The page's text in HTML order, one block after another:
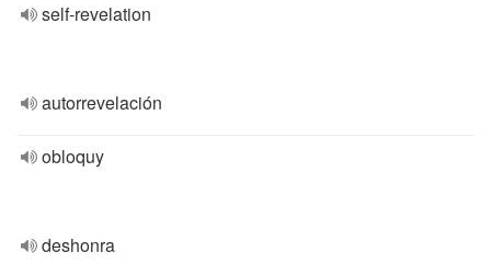
self-revelation
autorrevelación
obloquy
deshonra